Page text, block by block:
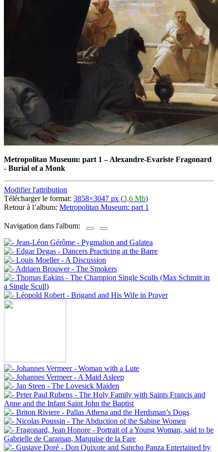
Metropolitan Museum: part 1 –Alexandre-Evariste Fragonard
- Burial of a Monk
Modifier l'attribution
Télécharger le format: 3858×3047 px (3,6 Mb)
Retour à l’album: Metropolitan Museum: part 1
Navigation dans l'album: